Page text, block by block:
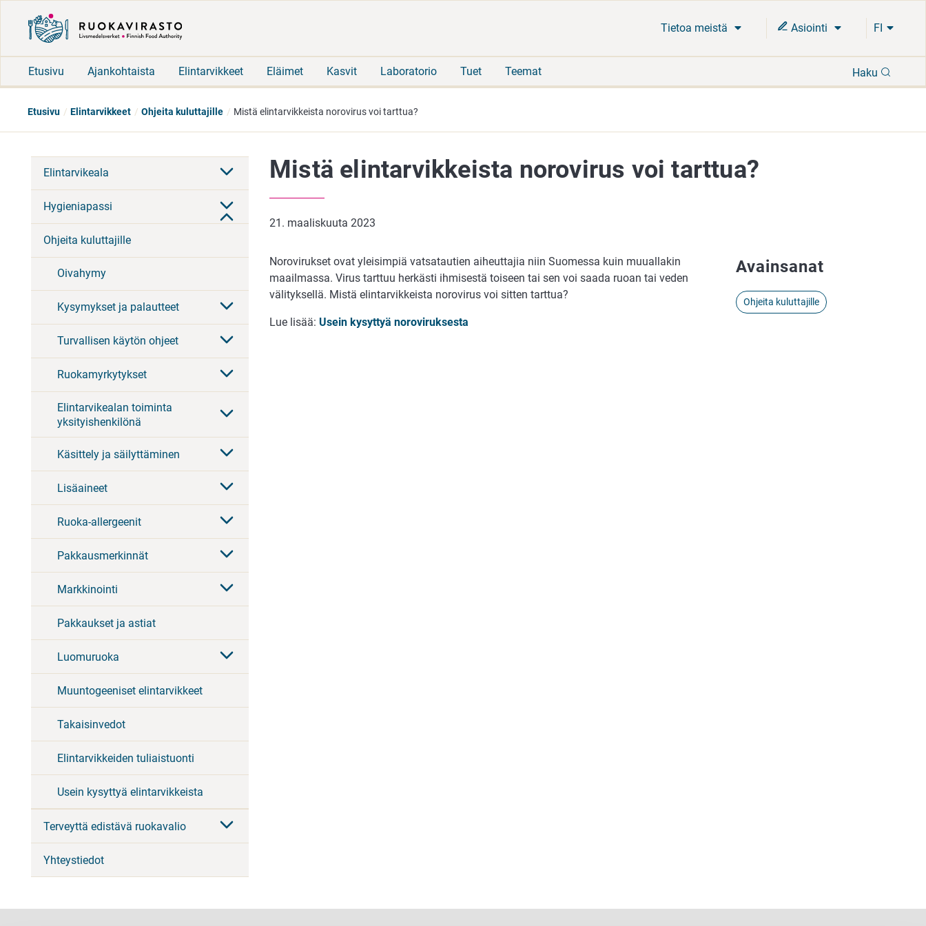
Tietoa meistä Asiointi FI
Etusivu Ajankohtaista Elintarvikkeet Eläimet Kasvit Laboratorio Tuet Teemat Haku
Etusivu Elintarvikkeet Ohjeita kuluttajille Mistä elintarvikkeista norovirus voi tarttua?
Elintarvikeala
Hygieniapassi
Ohjeita kuluttajille
Oivahymy
Kysymykset ja palautteet
Turvallisen käytön ohjeet
Ruokamyrkytykset
Elintarvikealan toiminta
yksityishenkilönä
Käsittely ja säilyttäminen
Lisäaineet
Ruoka-allergeenit
Pakkausmerkinnät
Markkinointi
Pakkaukset ja astiat
Luomuruoka
Muuntogeeniset elintarvikkeet
Takaisinvedot
Elintarvikkeiden tuliaistuonti
Usein kysyttyä elintarvikkeista
Terveyttä edistävä ruokavalio
Yhteystiedot
Mistä elintarvikkeista norovirus voi tarttua?
21. maaliskuuta 2023
Norovirukset ovat yleisimpiä vatsatautien aiheuttajia niin Suomessa kuin muuallakin
maailmassa. Virus tarttuu herkästi ihmisestä toiseen tai sen voi saada ruoan tai veden
välityksellä. Mistä elintarvikkeista norovirus voi sitten tarttua?
Lue lisää: Usein kysyttyä noroviruksesta
Avainsanat
Ohjeita kuluttajille